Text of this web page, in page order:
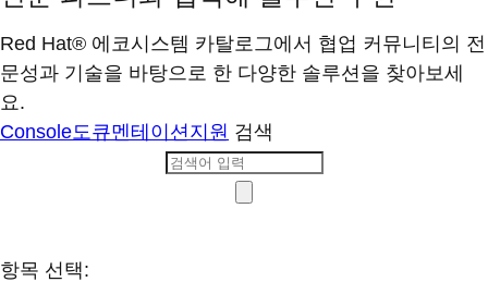
Red Hat® 에코시스템 카탈로그에서 협업 커뮤니티의 전
문성과 기술을 바탕으로 한 다양한 솔루션을 찾아보세
요.
Console도큐멘테이션지원 검색
항목 선택: